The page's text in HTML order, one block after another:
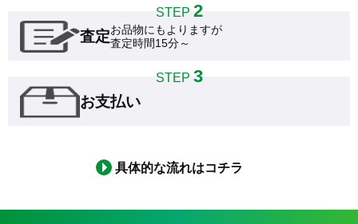
STEP 2
査定お品物にもよりますが
査定時間15分～
STEP 3
お支払い
具体的な流れはコチラ